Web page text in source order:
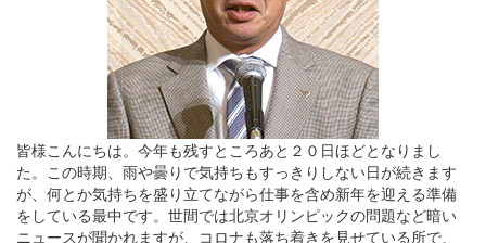
皆様こんにちは。今年も残すところあと２０日ほどとなりまし
た。この時期、雨や曇りで気持ちもすっきりしない日が続きます
が、何とか気持ちを盛り立てながら仕事を含め新年を迎える準備
をしている最中です。世間では北京オリンピックの問題など暗い
ニュースが聞かれますが、コロナも落ち着きを見せている所で、